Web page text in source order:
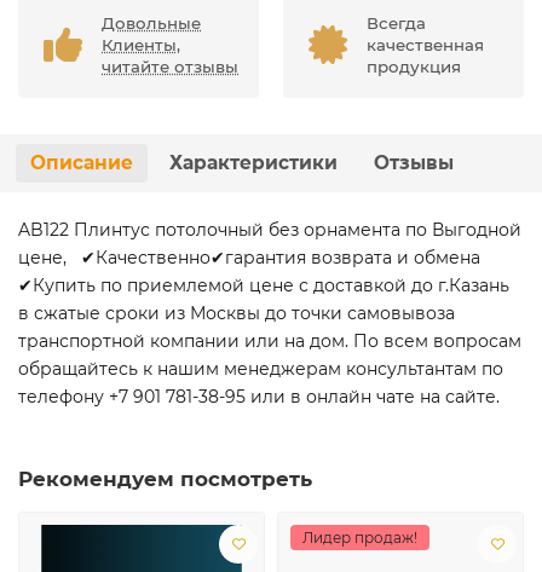
Довольные
Клиенты,
читайте отзывы
Всегда
качественная
продукция
Описание Характеристики Отзывы
AB122 Плинтус потолочный без орнамента по Выгодной
цене, ✔Качественно✔гарантия возврата и обмена
✔Купить по приемлемой цене с доставкой до г.Казань
в сжатые сроки из Москвы до точки самовывоза
транспортной компании или на дом. По всем вопросам
обращайтесь к нашим менеджерам консультантам по
телефону +7 901 781-38-95 или в онлайн чате на сайте.
Рекомендуем посмотреть
Лидер продаж!